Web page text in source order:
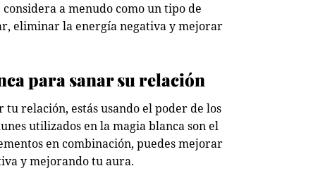
a menudo como un tipo de
eliminar la energía negativa y mejorar
para sanar su relación
tu relación, estás usando el poder de los
utilizados en la magia blanca son el
en combinación, puedes mejorar
y mejorando tu aura.